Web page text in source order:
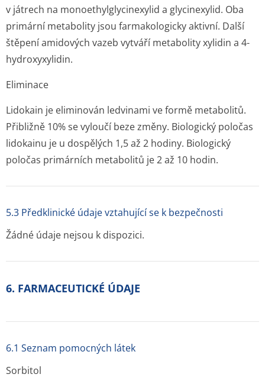
v játrech na monoethylglyci­nexylid a glycinexylid. Oba
primární metabolity jsou farmakologicky aktivní. Další
štěpení amidových vazeb vytváří metabolity xylidin a 4-
hydroxyxylidin.
Eliminace
Lidokain je eliminován ledvinami ve formě metabolitů.
Přibližně 10% se vyloučí beze změny. Biologický poločas
lidokainu je u dospělých 1,5 až 2 hodiny. Biologický
poločas primárních metabolitů je 2 až 10 hodin.
5.3 Předklinické údaje vztahující se k bezpečnosti
Žádné údaje nejsou k dispozici.
6. FARMACEUTICKÉ ÚDAJE
6.1 Seznam pomocných látek
Sorbitol